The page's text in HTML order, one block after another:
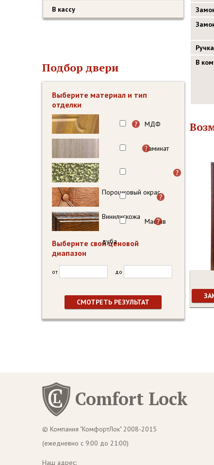
Ручка
В
В кассу
Подбор двери
Выберите материал и тип
отделки
МДФ
Ламинат
Порошковый окрас
Винилискожа
Массив
дуба
Выберите свой ценовой
диапазон
от до
Comfort Lock
© Компания "КомфортЛок" 2008-2015
(ежедневно с 9:00 до 21:00)
Наш адрес: